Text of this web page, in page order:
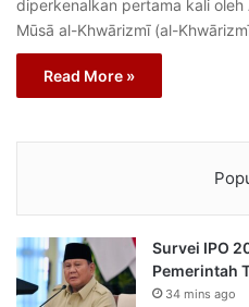
diperkenalkan pertama kali oleh
Mūsā al-Khwārizmī (al-
Read More »
Survei IPO
Pemerintah
34 mins ago